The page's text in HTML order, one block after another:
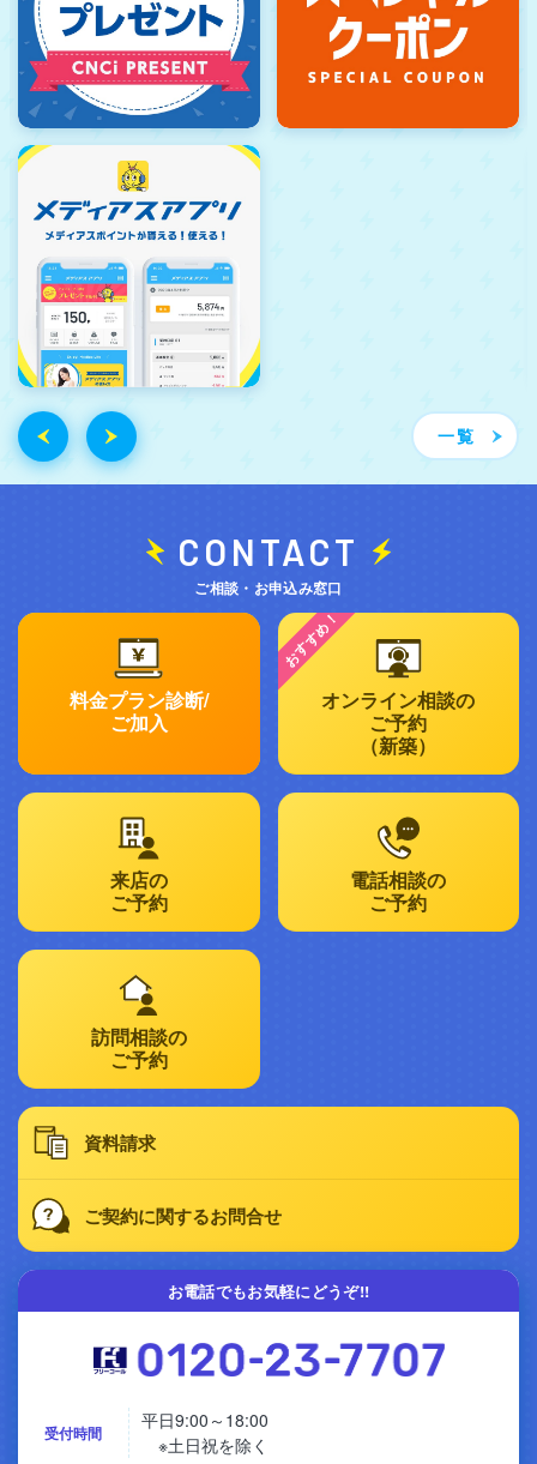
一覧
CONTACT
ご相談・お申込み窓口
料金プラン診断/
ご加入
オンライン相談の
ご予約
（新築）
来店の
ご予約
電話相談の
ご予約
訪問相談の
ご予約
資料請求
ご契約に関するお問合せ
お電話でもお気軽にどうぞ!!
受付時間
平日9:00～18:00
※土日祝を除く